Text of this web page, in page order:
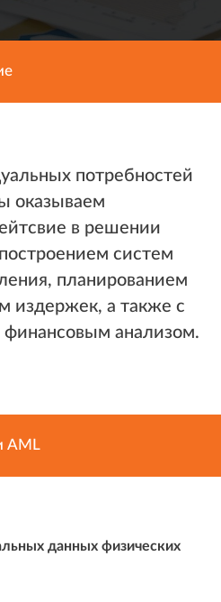
потребностей
оказываем
в решении
систем
планированием
издержек, а также с
анализом.
AML
данных физических